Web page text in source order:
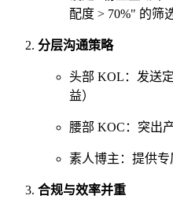
配度 > 70%" 的筛
分层沟通策略
头部 KOL：发送
益）
腰部 KOC：突出
素人博主：提供专
合规与效率并重